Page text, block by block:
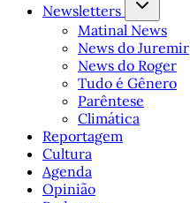
Newsletters
Matinal News
News do Juremir
News do Roger
Tudo é Gênero
Parêntese
Climática
Reportagem
Cultura
Agenda
Opinião